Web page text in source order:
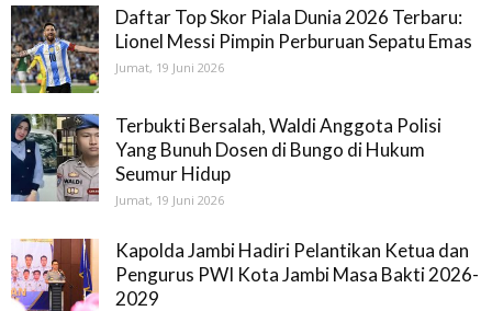
Daftar Top Skor Piala Dunia 2026 Terbaru:
Lionel Messi Pimpin Perburuan Sepatu Emas
Jumat, 19 Juni 2026
Terbukti Bersalah, Waldi Anggota Polisi
Yang Bunuh Dosen di Bungo di Hukum
Seumur Hidup
Jumat, 19 Juni 2026
Kapolda Jambi Hadiri Pelantikan Ketua dan
Pengurus PWI Kota Jambi Masa Bakti 2026-
2029